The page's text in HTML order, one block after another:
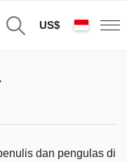
US$
dan pengulas di